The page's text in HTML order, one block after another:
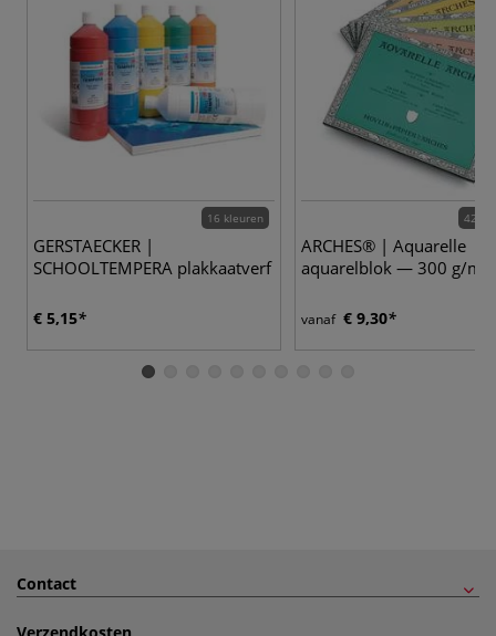
16 kleuren
GERSTAECKER |
SCHOOLTEMPERA plakkaatverf
€ 5,15
42
ARCHES® | Aquarelle
aquarelblok — 300 g/m²
vanaf € 9,30
Contact